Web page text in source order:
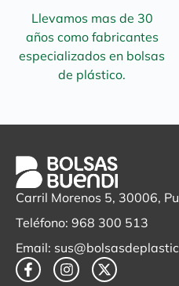
Llevamos mas de 30
años como fabricantes
especializados en bolsas
de plástico.
Carril Morenos 5, 30006,
Teléfono: 968 300 513
Email: